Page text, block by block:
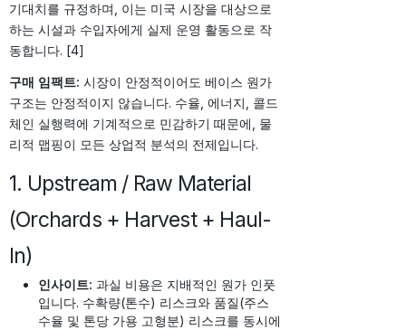
기대치를 규정하며, 이는 미국 시장을 대상으로
하는 시설과 수입자에게 실제 운영 활동으로 작
동합니다. [4]
구매 임팩트: 시장이 안정적이어도 베이스 원가
구조는 안정적이지 않습니다. 수율, 에너지, 콜드
체인 실행력에 기계적으로 민감하기 때문에, 물
리적 맵핑이 모든 상업적 분석의 전제입니다.
1. Upstream / Raw Material
(Orchards + Harvest + Haul-
In)
인사이트: 과실 비용은 지배적인 원가 인풋
입니다. 수확량(톤수) 리스크와 품질(주스
수율 및 톤당 가용 고형분) 리스크를 동시에